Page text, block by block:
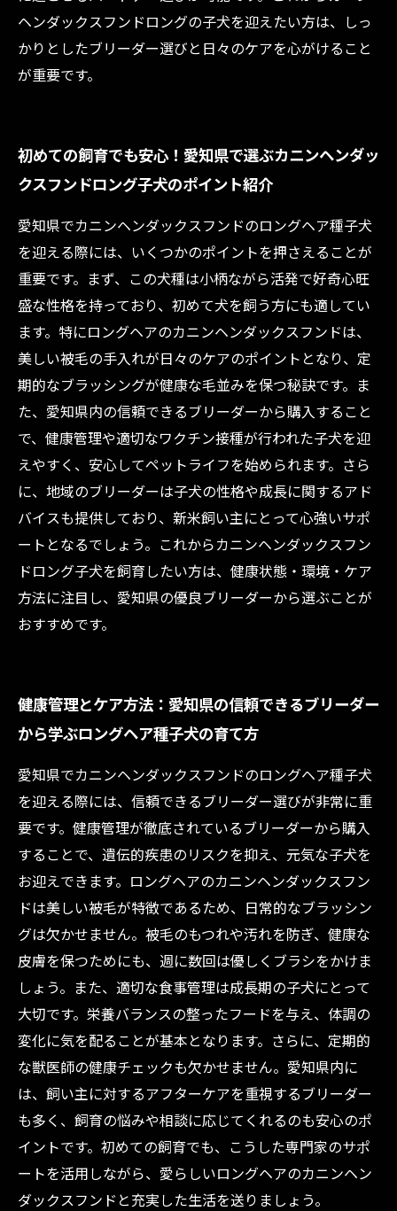
ヘンダックスフンドロングの子犬を迎えたい方は、しっ
かりとしたブリーダー選びと日々のケアを心がけること
が重要です。
初めての飼育でも安心！愛知県で選ぶカニンヘンダッ
クスフンドロング子犬のポイント紹介
愛知県でカニンヘンダックスフンドのロングヘア種子犬
を迎える際には、いくつかのポイントを押さえることが
重要です。まず、この犬種は小柄ながら活発で好奇心旺
盛な性格を持っており、初めて犬を飼う方にも適してい
ます。特にロングヘアのカニンヘンダックスフンドは、
美しい被毛の手入れが日々のケアのポイントとなり、定
期的なブラッシングが健康な毛並みを保つ秘訣です。ま
た、愛知県内の信頼できるブリーダーから購入すること
で、健康管理や適切なワクチン接種が行われた子犬を迎
えやすく、安心してペットライフを始められます。さら
に、地域のブリーダーは子犬の性格や成長に関するアド
バイスも提供しており、新米飼い主にとって心強いサポ
ートとなるでしょう。これからカニンヘンダックスフン
ドロング子犬を飼育したい方は、健康状態・環境・ケア
方法に注目し、愛知県の優良ブリーダーから選ぶことが
おすすめです。
健康管理とケア方法：愛知県の信頼できるブリーダー
から学ぶロングヘア種子犬の育て方
愛知県でカニンヘンダックスフンドのロングヘア種子犬
を迎える際には、信頼できるブリーダー選びが非常に重
要です。健康管理が徹底されているブリーダーから購入
することで、遺伝的疾患のリスクを抑え、元気な子犬を
お迎えできます。ロングヘアのカニンヘンダックスフン
ドは美しい被毛が特徴であるため、日常的なブラッシン
グは欠かせません。被毛のもつれや汚れを防ぎ、健康な
皮膚を保つためにも、週に数回は優しくブラシをかけま
しょう。また、適切な食事管理は成長期の子犬にとって
大切です。栄養バランスの整ったフードを与え、体調の
変化に気を配ることが基本となります。さらに、定期的
な獣医師の健康チェックも欠かせません。愛知県内に
は、飼い主に対するアフターケアを重視するブリーダー
も多く、飼育の悩みや相談に応じてくれるのも安心のポ
イントです。初めての飼育でも、こうした専門家のサポ
ートを活用しながら、愛らしいロングヘアのカニンヘン
ダックスフンドと充実した生活を送りましょう。